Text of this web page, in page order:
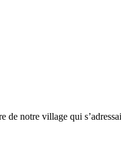
notre village qui